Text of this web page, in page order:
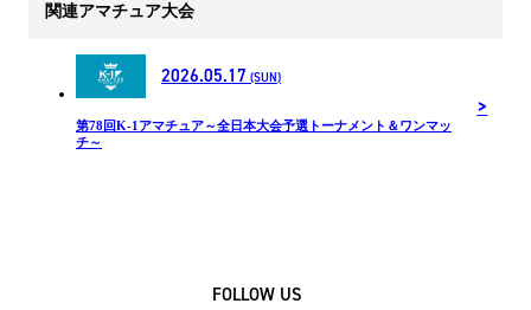
関連アマチュア大会
2026.05.17 (SUN)
第78回K-1アマチュア～全日本大会予選トーナメント＆ワンマッ
チ～
FOLLOW US